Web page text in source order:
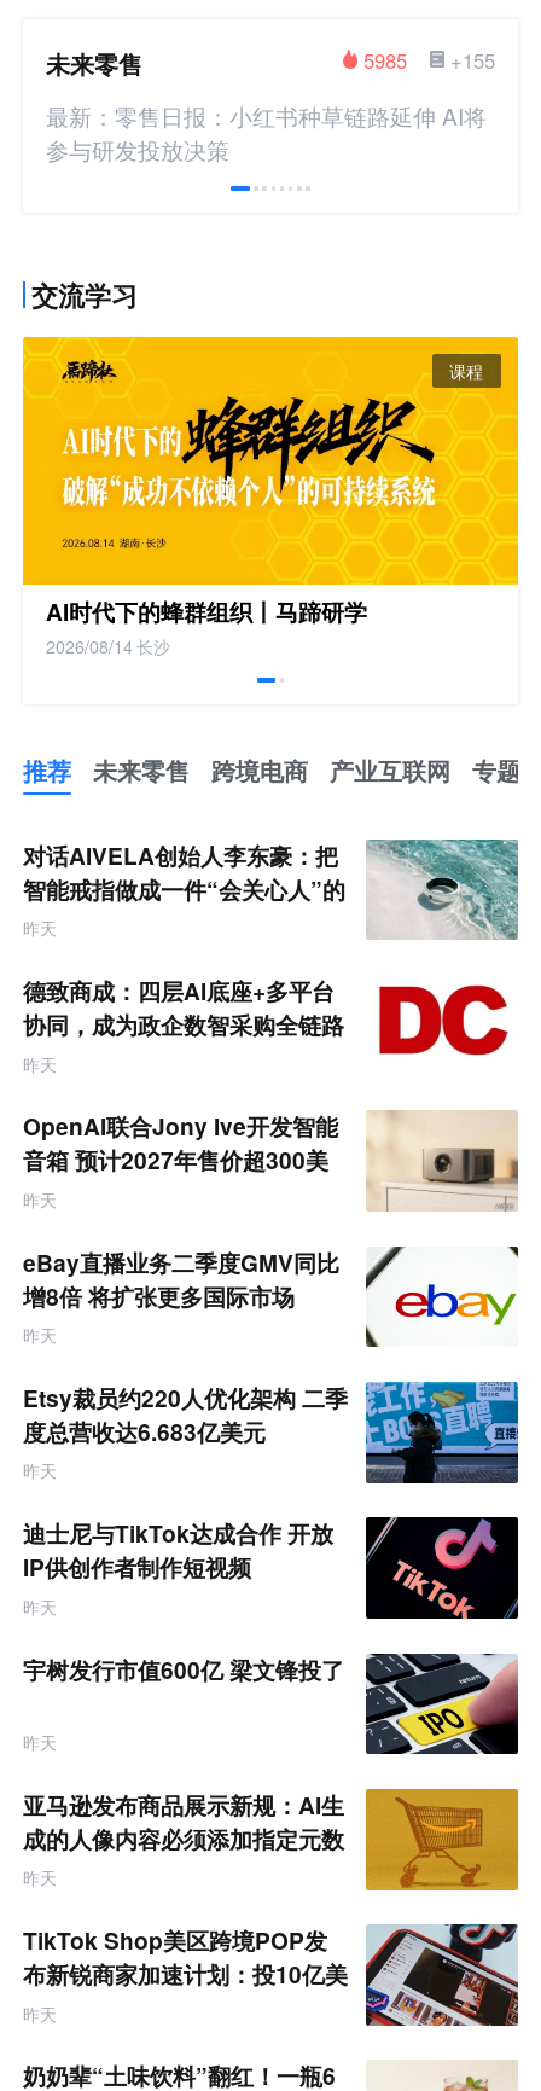
未来零售 +155
5985
最新：零售日报：小红书种草链路延伸 AI将
参与研发投放决策
交流学习
课程
AI时代下的蜂群组织丨马蹄研学
2026/08/14长沙
推荐 未来零售 跨境电商 产业互联网 专题
来
零
售
跨
境
商
产
业
互
联
网
对话AIVELA创始人李东豪：把
智能戒指做成一件“会关心人”的
饰品
昨天
德致商成：四层AI底座+多平台
协同，成为政企数智采购全链路
服务商
昨天
OpenAI联合Jony Ive开发智能
音箱 预计2027年售价超300美
元
昨天
eBay直播业务二季度GMV同比
增8倍 将扩张更多国际市场
昨天
Etsy裁员约220人优化架构 二季
度总营收达6.683亿美元
昨天
迪士尼与TikTok达成合作 开放
IP供创作者制作短视频
昨天
宇树发行市值600亿 梁文锋投了
昨天
亚马逊发布商品展示新规：AI生
成的人像内容必须添加指定元数
据
昨天
TikTok Shop美区跨境POP发
布新锐商家加速计划：投10亿美
金资源帮扶四类商家
昨天
奶奶辈“土味饮料”翻红！一瓶6